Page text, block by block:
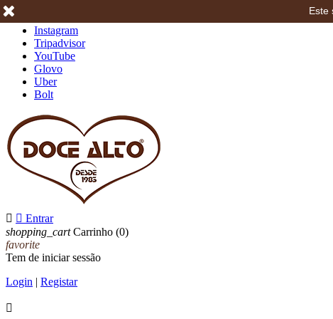
Instagram
Tripadvisor
YouTube
Glovo
Uber
Bolt
  Entrar
shopping_cart Carrinho (0)
favorite
Tem de iniciar sessão
Login | Registar

Este